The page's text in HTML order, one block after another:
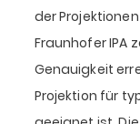
der
Fraunhofer IPA
Genauigkeit
Projektion für